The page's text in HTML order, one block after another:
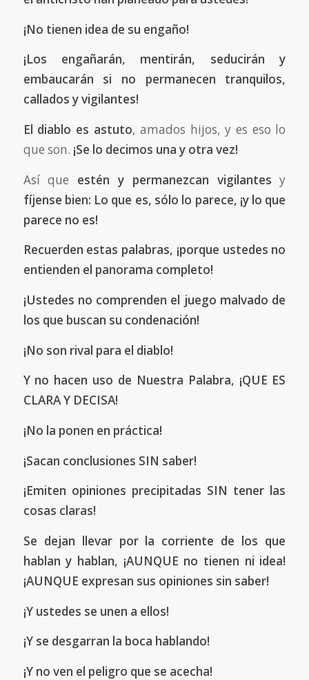
¡No tienen idea de su engaño!
¡Los engañarán, mentirán, seducirán y
embaucarán si no permanecen tranquilos,
callados y vigilantes!
El diablo es astuto, amados hijos, y es eso lo
que son. ¡Se lo decimos una y otra vez!
Así que estén y permanezcan vigilantes y
fíjense bien: Lo que es, sólo lo parece, ¡y lo que
parece no es!
Recuerden estas palabras, ¡porque ustedes no
entienden el panorama completo!
¡Ustedes no comprenden el juego malvado de
los que buscan su condenación!
¡No son rival para el diablo!
Y no hacen uso de Nuestra Palabra, ¡QUE ES
CLARA Y DECISA!
¡No la ponen en práctica!
¡Sacan conclusiones SIN saber!
¡Emiten opiniones precipitadas SIN tener las
cosas claras!
Se dejan llevar por la corriente de los que
hablan y hablan, ¡AUNQUE no tienen ni idea!
¡AUNQUE expresan sus opiniones sin saber!
¡Y ustedes se unen a ellos!
¡Y se desgarran la boca hablando!
¡Y no ven el peligro que se acecha!